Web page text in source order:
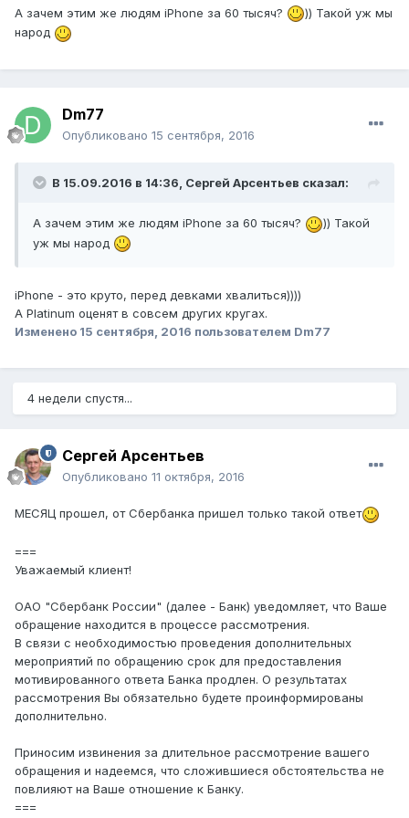
А зачем этим же людям iPhone за 60 тысяч?
)) Такой уж мы
народ
Dm77
Опубликовано 15 сентября, 2016
В 15.09.2016 в 14:36, Сергей Арсентьев сказал:
А зачем этим же людям iPhone за 60 тысяч?
)) Такой
уж мы народ
iPhone - это круто, перед девками хвалиться))))
А Platinum оценят в совсем других кругах.
Изменено 15 сентября, 2016 пользователем Dm77
4 недели спустя...
Сергей Арсентьев
Опубликовано 11 октября, 2016
МЕСЯЦ прошел, от Сбербанка пришел только такой ответ
===
Уважаемый клиент!
ОАО "Сбербанк России" (далее - Банк) уведомляет, что Ваше
обращение находится в процессе рассмотрения.
В связи с необходимостью проведения дополнительных
мероприятий по обращению срок для предоставления
мотивированного ответа Банка продлен. О результатах
рассмотрения Вы обязательно будете проинформированы
дополнительно.
Приносим извинения за длительное рассмотрение вашего
обращения и надеемся, что сложившиеся обстоятельства не
повлияют на Ваше отношение к Банку.
===